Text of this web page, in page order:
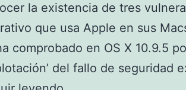
la existencia de tres
que usa Apple en sus
comprobado en OS X 10.9.5
del fallo de seguridad